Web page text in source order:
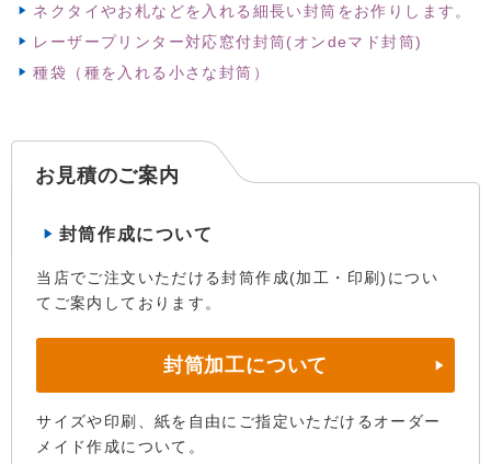
ネクタイやお札などを入れる細長い封筒をお作りします。
レーザープリンター対応窓付封筒(オンdeマド封筒)
種袋（種を入れる小さな封筒）
お見積のご案内
封筒作成について
当店でご注文いただける封筒作成(加工・印刷)につい
てご案内しております。
封筒加工について
サイズや印刷、紙を自由にご指定いただけるオーダー
メイド作成について。